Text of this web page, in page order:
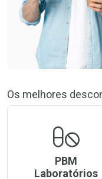
Os melhores
PBM
Laboratórios